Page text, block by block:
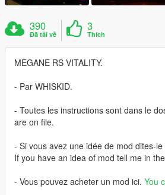
390
Đã tải về
3
Thích
MEGANE RS VITALITY.
- Par WHISKID.
- Toutes les instructions sont dans le
are on file.
- Si vous avez une idée de mod dites-
If you have an idea of ​​mod tell me in
- Vous pouvez acheter un mod ici. You